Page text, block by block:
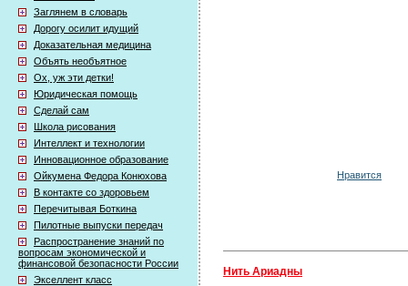
Заглянем в словарь
Дорогу осилит идущий
Доказательная медицина
Объять необъятное
Ох, уж эти детки!
Юридическая помощь
Сделай сам
Школа рисования
Интеллект и технологии
Инновационное образование
Ойкумена Федора Конюхова
В контакте со здоровьем
Перечитывая Боткина
Пилотные выпуски передач
Распространение знаний по
вопросам экономической и
финансовой безопасности России
Экселлент класс
Нравится
Нить Ариадны